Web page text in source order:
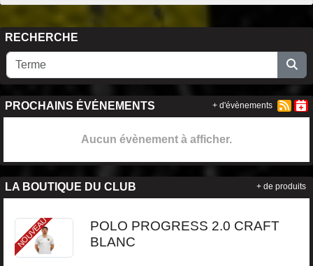
RECHERCHE
PROCHAINS ÉVÉNEMENTS
Aucun évènement à afficher.
+ d'évènements
LA BOUTIQUE DU CLUB
NOUVEAU
POLO PROGRESS 2.0 CRAFT
BLANC
+ de produits